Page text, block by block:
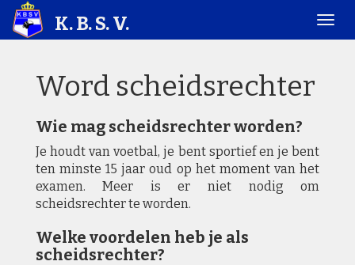
K. B. S. V.
Word scheidsrechter
Wie mag scheidsrechter worden?
Je houdt van voetbal, je bent sportief en je bent
ten minste 15 jaar oud op het moment van het
examen. Meer is er niet nodig om
scheidsrechter te worden.
Welke voordelen heb je als
scheidsrechter?